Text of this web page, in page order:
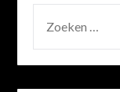
NAAR: